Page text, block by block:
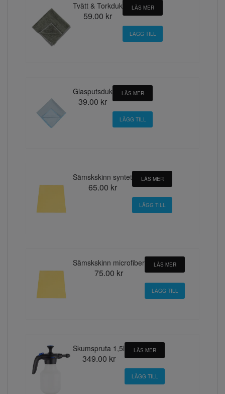
Tvätt & Torkduk
59.00 kr
LÄS MER
Glasputsduk
39.00 kr
LÄS MER
Sämskskinn syntet
65.00 kr
LÄS MER
Sämskskinn microfiber
75.00 kr
LÄS MER
Skumspruta 1,5l
349.00 kr
LÄS MER